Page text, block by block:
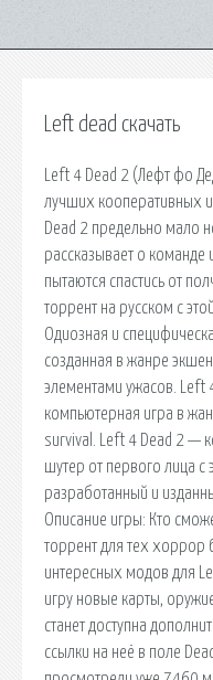
Left dead скачать
Left 4 Dead 2 (Лефт фо
лучших кооперативных
Dead 2 предельно мало
рассказывает о
пытаются спастись от
торрент на русском с
Одиозная и
созданная в жанре
элементами ужасов. Left
компьютерная игра в
survival. Left 4 Dead 2 —
шутер от первого лица
разработанный и
Описание игры: Кто
торрент для тех хоррор
интересных модов для
игру новые карты,
станет доступна
ссылки на неё в поле